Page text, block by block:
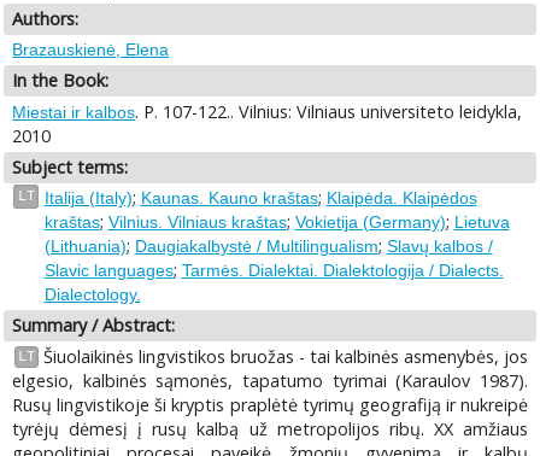
Authors:
Brazauskienė, Elena
In the Book:
Miestai ir kalbos. P. 107-122.. Vilnius: Vilniaus universiteto leidykla,
2010
Subject terms:
LT Italija (Italy); Kaunas. Kauno kraštas; Klaipėda. Klaipėdos
kraštas; Vilnius. Vilniaus kraštas; Vokietija (Germany); Lietuva
(Lithuania); Daugiakalbystė / Multilingualism; Slavų kalbos /
Slavic languages; Tarmės. Dialektai. Dialektologija / Dialects.
Dialectology.
Summary / Abstract:
LT Šiuolaikinės lingvistikos bruožas - tai kalbinės asmenybės, jos
elgesio, kalbinės sąmonės, tapatumo tyrimai (Karaulov 1987).
Rusų lingvistikoje ši kryptis praplėtė tyrimų geografiją ir nukreipė
tyrėjų dėmesį į rusų kalbą už metropolijos ribų. XX amžiaus